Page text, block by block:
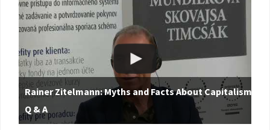
Rainer Zitelmann: Myths and Facts About Capitalism |
Q & A